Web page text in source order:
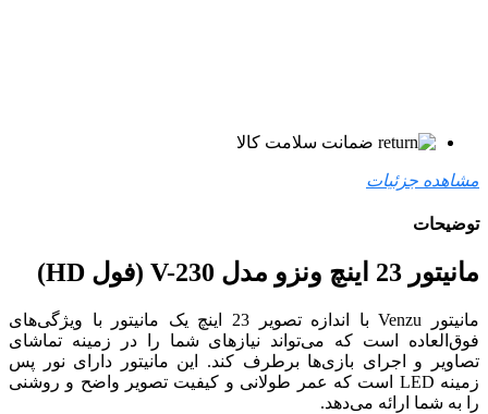
ضمانت سلامت کالا
مشاهده جزئیات
توضیحات
مانیتور 23 اینچ ونزو مدل V-230 (فول HD)
مانیتور Venzu با اندازه تصویر 23 اینچ یک مانیتور با ویژگی‌های
فوق‌العاده است که می‌تواند نیازهای شما را در زمینه تماشای
تصاویر و اجرای بازی‌ها برطرف کند. این مانیتور دارای نور پس
زمینه LED است که عمر طولانی و کیفیت تصویر واضح و روشنی
را به شما ارائه می‌دهد.